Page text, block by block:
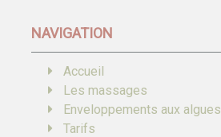
NAVIGATION
Accueil
Les massages
Enveloppements aux algues
Tarifs